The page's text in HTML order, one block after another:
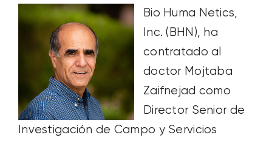
Bio Huma Netics,
Inc. (BHN), ha
contratado al
doctor Mojtaba
Zaifnejad como
Director Senior de
Investigación de Campo y Servicios